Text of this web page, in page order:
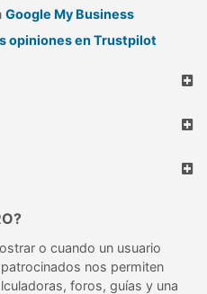
Google My Business
opiniones en Trustpilot
o cuando un usuario
nos permiten
foros, guías y una